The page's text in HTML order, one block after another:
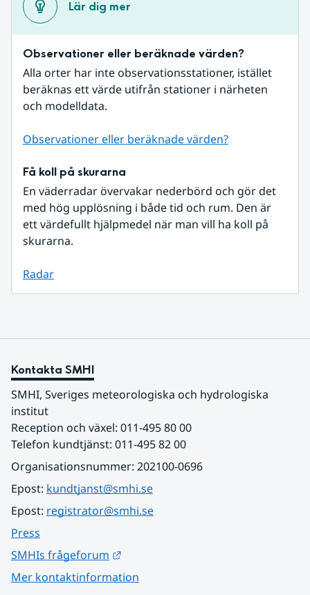
Lär dig mer
Observationer eller beräknade värden?
Alla orter har inte observationsstationer, istället
beräknas ett värde utifrån stationer i närheten
och modelldata.
Observationer eller beräknade värden?
Få koll på skurarna
En väderradar övervakar nederbörd och gör det
med hög upplösning i både tid och rum. Den är
ett värdefullt hjälpmedel när man vill ha koll på
skurarna.
Radar
Kontakta SMHI
SMHI, Sveriges meteorologiska och hydrologiska
institut
Reception och växel: 011-495 80 00
Telefon kundtjänst: 011-495 82 00
Organisationsnummer: 202100-0696
Epost: kundtjanst@smhi.se
Epost: registrator@smhi.se
Press
SMHIs frågeforum
Mer kontaktinformation